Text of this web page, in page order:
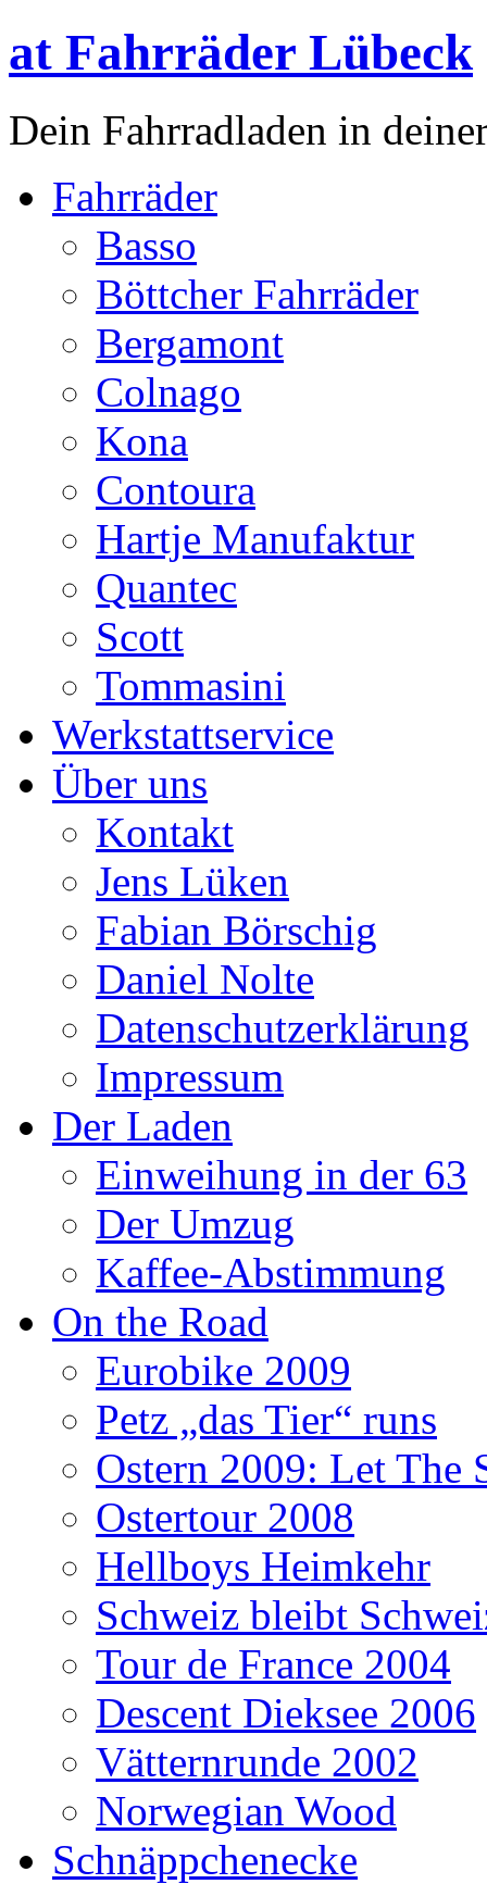
at Fahrräder Lübeck
Dein Fahrradladen in
Fahrräder
Basso
Böttcher Fahrräder
Bergamont
Colnago
Kona
Contoura
Hartje Manufaktur
Quantec
Scott
Tommasini
Werkstattservice
Über uns
Kontakt
Jens Lüken
Fabian Börschig
Daniel Nolte
Datenschutzerklärung
Impressum
Der Laden
Einweihung in der 63
Der Umzug
Kaffee-Abstimmung
On the Road
Eurobike 2009
Petz „das Tier“ runs
Ostern 2009: Let The
Ostertour 2008
Hellboys Heimkehr
Schweiz bleibt
Tour de France 2004
Descent Dieksee 2006
Vätternrunde 2002
Norwegian Wood
Schnäppchenecke